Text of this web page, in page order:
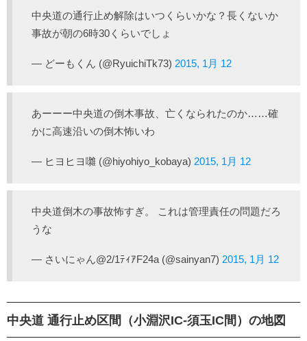
中央道の通行止め解除はいつくらいかな？長くないか
事故が朝の6時30くらいでしょ
— どーもくん (@RyuichiTk73) 2015, 1月 12
あーーー中央道の倒木事故、亡くなられたのか……確
かに高速沿いの倒木怖いわ
— ヒヨヒヨ囃 (@hiyohiyo_kobaya) 2015, 1月 12
中央道倒木の事故怖すぎ。 これは管理責任の問題だろ
うな
— さいにゃん@2/1ﾃｨｱF24a (@sainyan7) 2015, 1月 12
中央道 通行止め区間（小淵沢IC-須玉IC間）の地図